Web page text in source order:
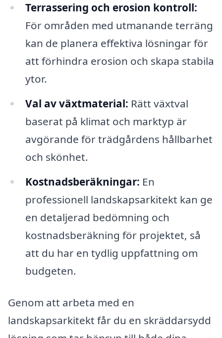
Terrassering och erosion kontroll:
För områden med utmanande terräng
kan de planera effektiva lösningar för
att förhindra erosion och skapa stabila
ytor.
Val av växtmaterial: Rätt växtval
baserat på klimat och marktyp är
avgörande för trädgårdens hållbarhet
och skönhet.
Kostnadsberäkningar: En
professionell landskapsarkitekt kan ge
en detaljerad bedömning och
kostnadsberäkning för projektet, så
att du har en tydlig uppfattning om
budgeten.
Genom att arbeta med en
landskapsarkitekt får du en skräddarsydd